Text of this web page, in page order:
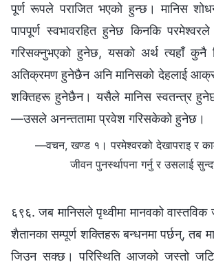
पूर्ण रूपले पराजित भएको हुन्छ। मानिस
पापपूर्ण स्वभावरहित हुनेछ किनकि
गरिसक्नुभएको हुनेछ, यसको अर्थ त्यहाँ कुनै
अतिक्रमण हुनेछैन अनि मानिसको देहलाई
शक्तिहरू हुनेछैन। यसैले मानिस स्वतन्त्र हुनेछ
—उसले अनन्ततामा प्रवेश गरिसकेको हुनेछ।
—वचन, खण्ड १। परमेश्‍वरको देखापराइ र
जीवन पुनर्स्थापना गर्नु र उसलाई
६९६. जब मानिसले पृथ्वीमा मानवको वास्तविक
शैतानका सम्पूर्ण शक्तिहरू बन्धनमा पर्छन्, तब
जिउन सक्छ। परिस्थिति आजको जस्तो